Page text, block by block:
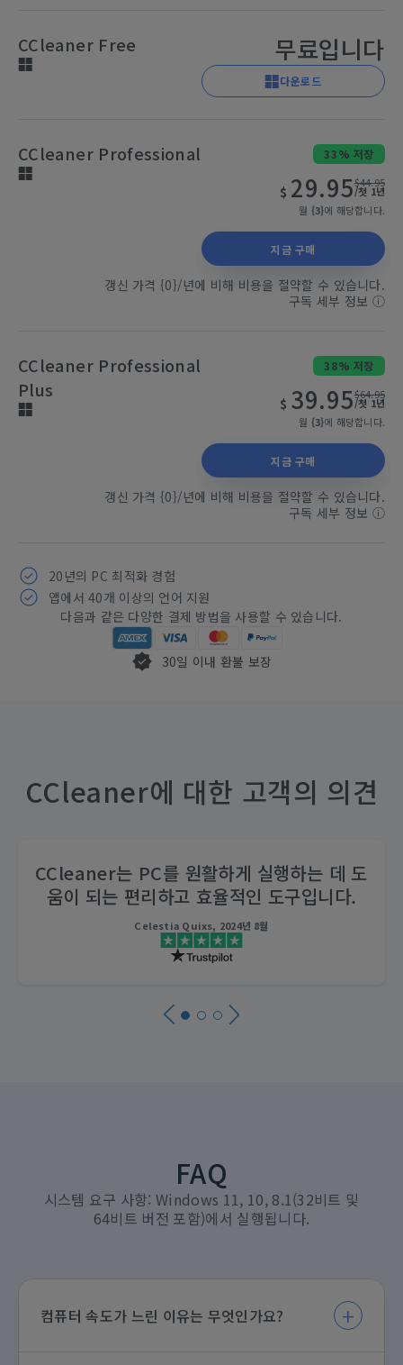
CCleaner Free 무료입니다
다운로드
CCleaner Professional 33% 저장
$ 29.95$44.95
/첫 1년
월 {3}에 해당합니다.
지금 구매
갱신 가격 {0}/년에 비해 비용을 절약할 수 있습니다.
구독 세부 정보 ⓘ
CCleaner Professional
Plus
38% 저장
$ 39.95$64.95
/첫 1년
월 {3}에 해당합니다.
지금 구매
갱신 가격 {0}/년에 비해 비용을 절약할 수 있습니다.
구독 세부 정보 ⓘ
20년의 PC 최적화 경험
앱에서 40개 이상의 언어 지원
다음과 같은 다양한 결제 방법을 사용할 수 있습니다.
30일 이내 환불 보장
CCleaner에 대한 고객의 의견
CCleaner는 PC를 원활하게 실행하는 데 도
움이 되는 편리하고 효율적인 도구입니다.
Celestia Quixs, 2024년 8월
FAQ
시스템 요구 사항: Windows 11, 10, 8.1(32비트 및
64비트 버전 포함)에서 실행됩니다.
컴퓨터 속도가 느린 이유는 무엇인가요?